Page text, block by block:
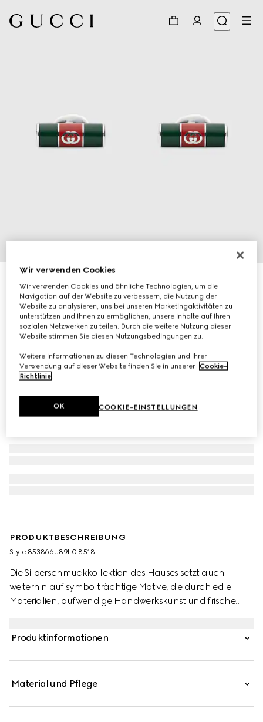
CHF 530
PRODUKTBESCHREIBUNG
Style ‎853866 J89L0 8518
Die Silberschmuckkollektion des Hauses setzt auch
weiterhin auf symbolträchtige Motive, die durch edle
Materialien, aufwendige Handwerkskunst und frische
Produktinformationen
Material und Pflege
Wir verwenden Cookies
Wir verwenden Cookies und ähnliche Technologien, um die
Navigation auf der Website zu verbessern, die Nutzung der
Website zu analysieren, uns bei unseren Marketingaktivitäten zu
unterstützen und Ihnen zu ermöglichen, unsere Inhalte auf Ihren
sozialen Netzwerken zu teilen. Durch die weitere Nutzung dieser
Website stimmen Sie diesen Nutzungsbedingungen zu.
Weitere Informationen zu diesen Technologien und ihrer
Verwendung auf dieser Website finden Sie in unserer Cookie-
Richtlinie.
COOKIE-EINSTELLUNGEN
OK